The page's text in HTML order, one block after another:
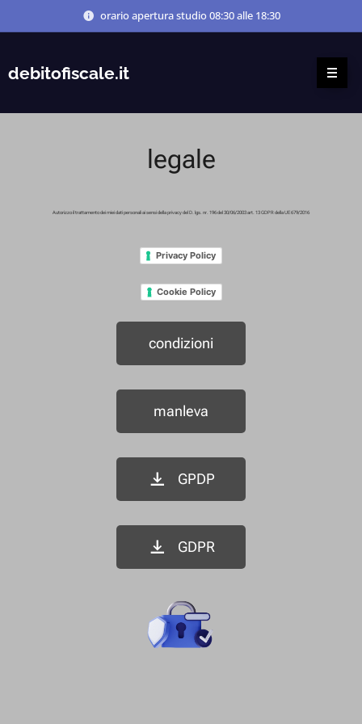
orario apertura studio 08:30 alle 18:30
debitofiscale.it
legale
Autorizzo il trattamento dei miei dati personali ai sensi della privacy del D. lgs. nr. 196 del 30/06/2003 art. 13 GDPR della UE 679/2016
Privacy Policy
Cookie Policy
condizioni
manleva
GPDP
GDPR